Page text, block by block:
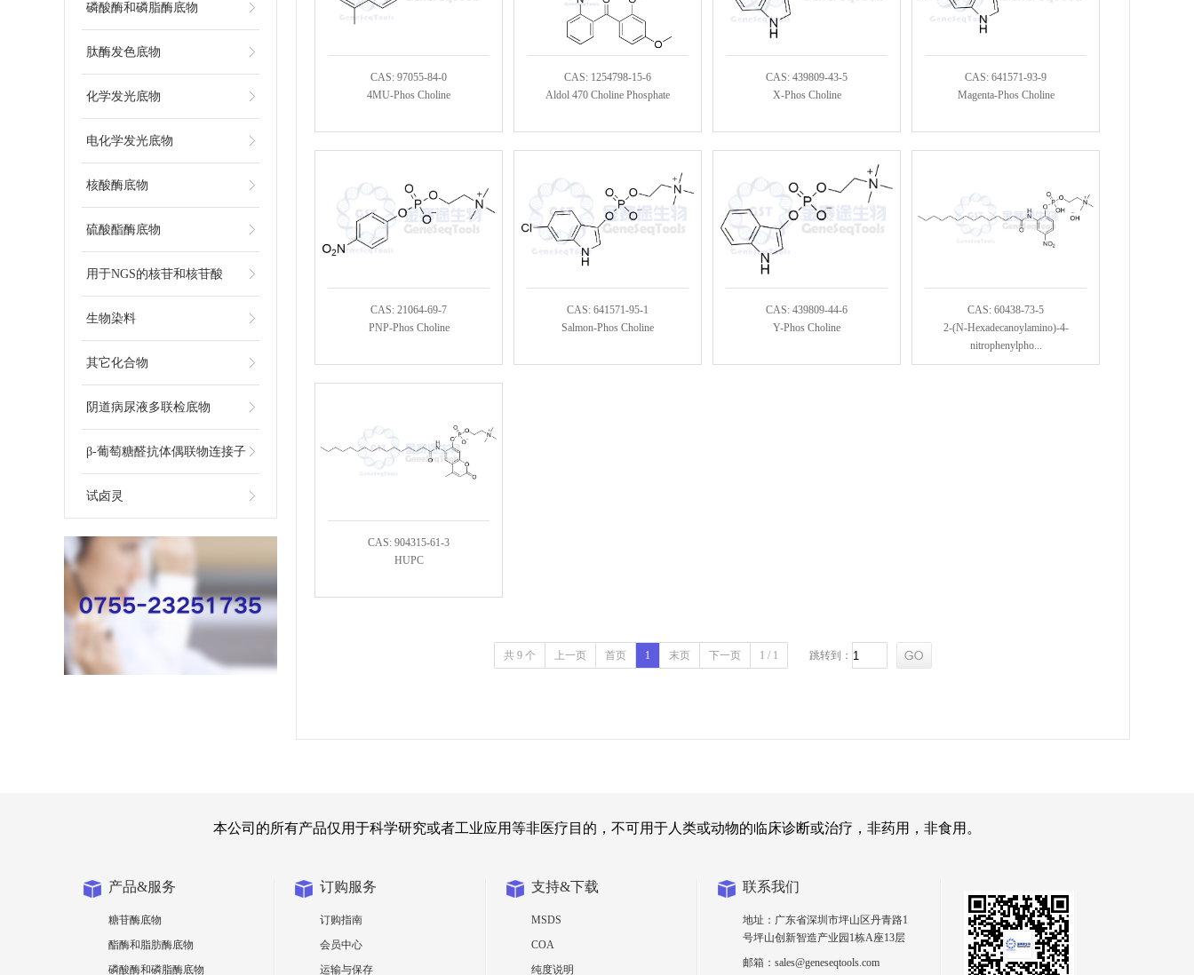
磷酸酶和磷脂酶底物
肽酶发色底物
化学发光底物
电化学发光底物
核酸酶底物
硫酸酯酶底物
用于NGS的核苷和核苷酸
生物染料
其它化合物
阴道病尿液多联检底物
β-葡萄糖醛抗体偶联物连接子
试卤灵
CAS: 97055-84-0
4MU-Phos Choline
CAS: 1254798-15-6
Aldol 470 Choline Phosphate
CAS: 439809-43-5
X-Phos Choline
CAS: 641571-93-9
Magenta-Phos Choline
CAS: 21064-69-7
PNP-Phos Choline
CAS: 641571-95-1
Salmon-Phos Choline
CAS: 439809-44-6
Y-Phos Choline
CAS: 60438-73-5
2-(N-Hexadecanoylamino)-4-
nitrophenylpho...
CAS: 904315-61-3
HUPC
共 9 个 上一页 首页 1 末页 下一页 1 / 1 跳转到：
本公司的所有产品仅用于科学研究或者工业应用等非医疗目的，不可用于人类或动物的临床诊断或治疗，非药用，非食用。
产品&服务
糖苷酶底物
酯酶和脂肪酶底物
磷酸酶和磷脂酶底物
订购服务
订购指南
会员中心
运输与保存
支持&下载
MSDS
COA
纯度说明
联系我们
地址：广东省深圳市坪山区丹青路1
号坪山创新智造产业园1栋A座13层
邮箱：sales@geneseqtools.com